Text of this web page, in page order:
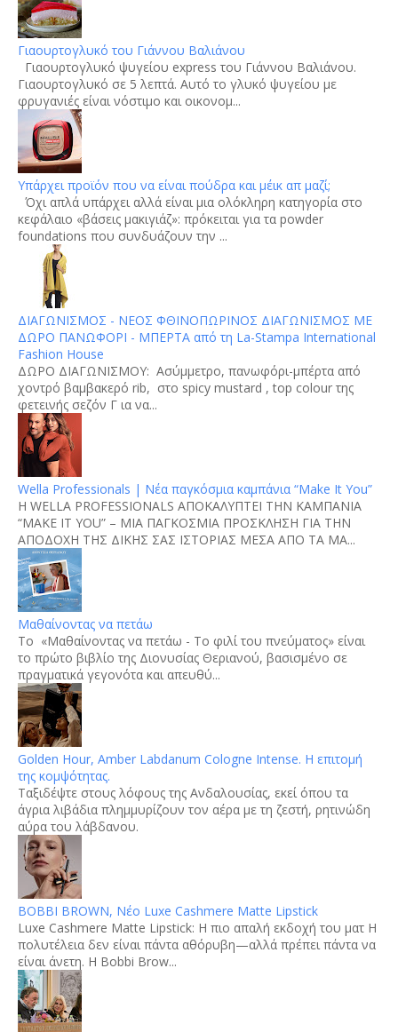
Γιαουρτογλυκό του Γιάννου Βαλιάνου
Γιαουρτογλυκό ψυγείου express του Γιάννου Βαλιάνου.
Γιαουρτογλυκό σε 5 λεπτά. Αυτό το γλυκό ψυγείου με
φρυγανιές είναι νόστιμο και οικονομ...
Υπάρχει προϊόν που να είναι πούδρα και μέικ απ μαζί;
Όχι απλά υπάρχει αλλά είναι μια ολόκληρη κατηγορία στο
κεφάλαιο «βάσεις μακιγιάζ»: πρόκειται για τα powder
foundations που συνδυάζουν την ...
ΔΙΑΓΩΝΙΣΜΟΣ - ΝΕΟΣ ΦΘΙΝΟΠΩΡΙΝΟΣ ΔΙΑΓΩΝΙΣΜΟΣ ΜΕ
ΔΩΡΟ ΠΑΝΩΦΟΡΙ - ΜΠΕΡΤΑ από τη La-Stampa International
Fashion House
ΔΩΡΟ ΔΙΑΓΩΝΙΣΜΟΥ: Aσύμμετρο, πανωφόρι-μπέρτα από
χοντρό βαμβακερό rib, στο spicy mustard , top colour της
φετεινής σεζόν Γ ια να...
Wella Professionals | Νέα παγκόσμια καμπάνια “Make It You”
H WELLA PROFESSIONALS ΑΠΟΚΑΛΥΠΤΕΙ ΤΗΝ ΚΑΜΠΑΝΙΑ
“MAKE IT YOU” – ΜΙΑ ΠΑΓΚΟΣΜΙΑ ΠΡΟΣΚΛΗΣΗ ΓΙΑ ΤΗΝ
ΑΠΟΔΟΧΗ ΤΗΣ ΔΙΚΗΣ ΣΑΣ ΙΣΤΟΡΙΑΣ ΜΕΣΑ ΑΠΟ ΤΑ ΜΑ...
Μαθαίνοντας να πετάω
Το «Μαθαίνοντας να πετάω - Το φιλί του πνεύματος» είναι
το πρώτο βιβλίο της Διονυσίας Θεριανού, βασισμένο σε
πραγματικά γεγονότα και απευθύ...
Golden Hour, Amber Labdanum Cologne Intense. Η επιτομή
της κομψότητας.
Tαξιδέψτε στους λόφους της Ανδαλουσίας, εκεί όπου τα
άγρια λιβάδια πλημμυρίζουν τον αέρα με τη ζεστή, ρητινώδη
αύρα του λάβδανου.
BOBBI BROWN, Νέο Luxe Cashmere Matte Lipstick
Luxe Cashmere Matte Lipstick: Η πιο απαλή εκδοχή του ματ Η
πολυτέλεια δεν είναι πάντα αθόρυβη—αλλά πρέπει πάντα να
είναι άνετη. Η Bobbi Brow...